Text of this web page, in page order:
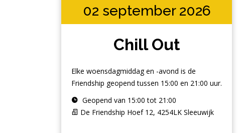
02 september 2026
Chill Out
Elke woensdagmiddag en -avond is de
Friendship geopend tussen 15:00 en 21:00 uur.
Geopend van 15:00 tot 21:00
De Friendship Hoef 12, 4254LK Sleeuwijk